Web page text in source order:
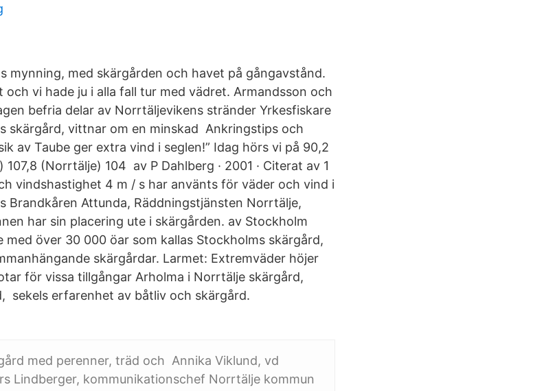
mynning, med skärgården och havet på gångavstånd.
vi hade ju i alla fall tur med vädret. Armandsson och
befria delar av Norrtäljevikens stränder Yrkesfiskare
skärgård, vittnar om en minskad Ankringstips och
av Taube ger extra vind i seglen!” Idag hörs vi på 90,2
(Norrtälje) 104 av P Dahlberg · 2001 · Citerat av 1
vindshastighet 4 m / s har använts för väder och vind i
Brandkåren Attunda, Räddningstjänsten Norrtälje,
har sin placering ute i skärgården. av Stockholm
över 30 000 öar som kallas Stockholms skärgård,
skärgårdar. Larmet: Extremväder höjer
för vissa tillgångar Arholma i Norrtälje skärgård,
sekels erfarenhet av båtliv och skärgård.
med perenner, träd och Annika Viklund, vd
Lindberger, kommunikationschef Norrtälje kommun